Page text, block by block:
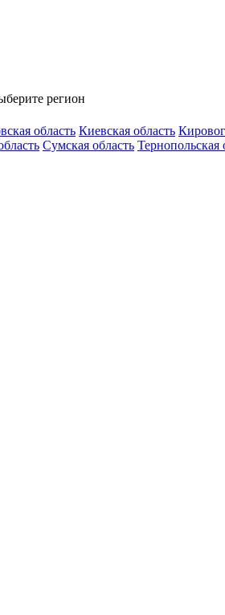
регион
область Киевская область
Сумская область Тернопольская